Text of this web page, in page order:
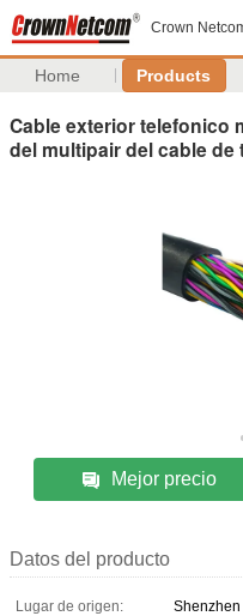
Crown
Home Products
Cable exterior telefonico
del multipair del cable de
Mejor precio
Datos del producto
Lugar de origen: